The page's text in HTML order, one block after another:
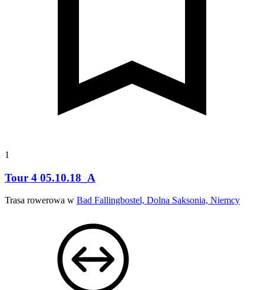
1
Tour 4 05.10.18_A
Trasa rowerowa w Bad Fallingbostel, Dolna Saksonia, Niemcy